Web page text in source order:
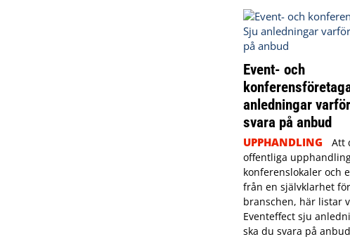
Event- och
anledningar
svara på anbud
UPPHANDLING
Att
offentliga
konferenslokaler och
från en självklarhet
branschen, här listar
Eventeffect sju
ska du svara på